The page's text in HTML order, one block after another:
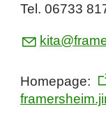
Tel. 06733
k t fr m
Homepage: